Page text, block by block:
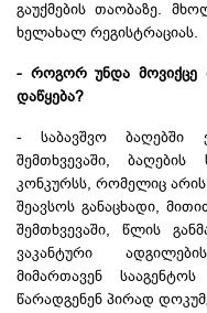
გაუქმების თაობაზე.
ხელახალ რეგისტრაციას.
- როგორ უნდა მოვიქცე
დაწყება?
- საბავშვო ბაღებში
შემთხვევაში,
კონკურსს, რომელიც
შეავსოს განაცხადი,
შემთხვევაში, წლის
ვაკანტური
მიმართავენ
წარადგენენ პირად